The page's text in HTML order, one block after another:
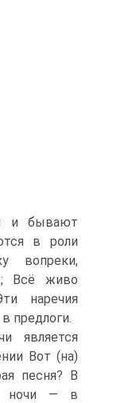
и бывают
в роли
вопреки,
Всё живо
наречия
предлоги.
является
Вот (на)
песня? В
ночи — в